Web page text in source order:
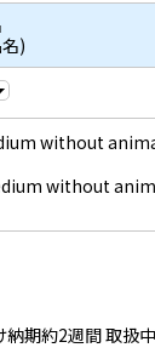
)
without
without
約2週間 取扱中